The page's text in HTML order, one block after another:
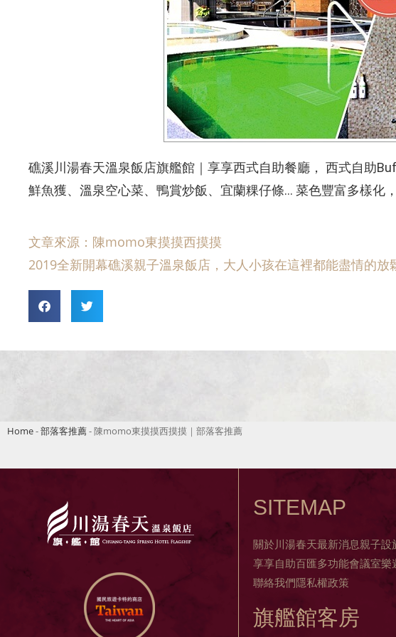
礁溪川湯春天溫泉飯店旗艦館｜享享西式自助餐廳， 西式自助
鮮魚獲、溫泉空心菜、鴨賞炒飯、宜蘭粿仔條… 菜色豐富多樣化
文章來源：陳momo東摸摸西摸摸
2019全新開幕礁溪親子溫泉飯店，大人小孩在這裡都能盡情的放
Home-部落客推薦-陳momo東摸摸西摸摸｜部落客推薦
SITEMAP
關於川湯春天最新消息親子設
享享自助百匯多功能會議室樂
聯絡我們隱私權政策
旗艦館客房